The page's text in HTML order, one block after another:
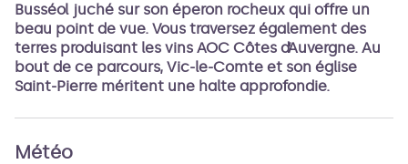
Busséol juché sur son éperon rocheux qui offre un
beau point de vue. Vous traversez également des
terres produisant les vins AOC Côtes d’Auvergne. Au
bout de ce parcours, Vic-le-Comte et son église
Saint-Pierre méritent une halte approfondie.
Météo